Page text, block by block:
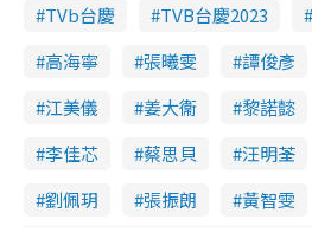
TVb台慶
TVB台慶2023
高海寧
張曦雯 譚俊彥
江美儀
姜大衞 黎諾懿
李佳芯
蔡思貝 汪明荃
劉佩玥
張振朗 黃智雯